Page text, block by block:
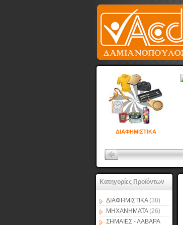
ΔΙΑΦΗΜΙΣΤΙΚΑ
Κατηγορίες Προϊόντων
ΔΙΑΦΗΜΙΣΤΙΚΑ(38)
ΜΗΧΑΝΗΜΑΤΑ(26)
ΣΗΜΑΙΕΣ - ΛΑΒΑΡΑ